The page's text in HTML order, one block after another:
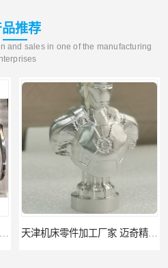
品推荐
and sales in one of the manufacturing